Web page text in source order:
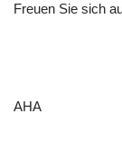
Freuen Sie sich
AHA